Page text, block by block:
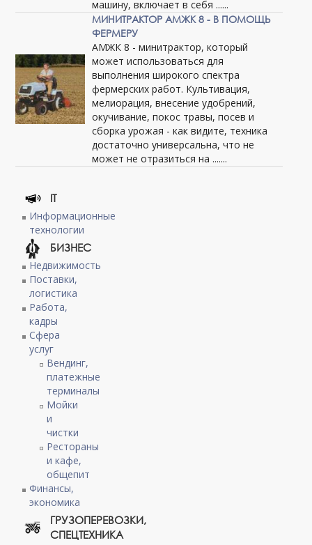
машину, включает в себя ......
МИНИТРАКТОР АМЖК 8 - В ПОМОЩЬ
ФЕРМЕРУ
АМЖК 8 - минитрактор, который
может использоваться для
выполнения широкого спектра
фермерских работ. Культивация,
мелиорация, внесение удобрений,
окучивание, покос травы, посев и
сборка урожая - как видите, техника
достаточно универсальна, что не
может не отразиться на .......
IT
Информационные
технологии
БИЗНЕС
Недвижимость
Поставки,
логистика
Работа,
кадры
Сфера
услуг
Вендинг,
платежные
терминалы
Мойки
и
чистки
Рестораны
и кафе,
общепит
Финансы,
экономика
ГРУЗОПЕРЕВОЗКИ,
СПЕЦТЕХНИКА